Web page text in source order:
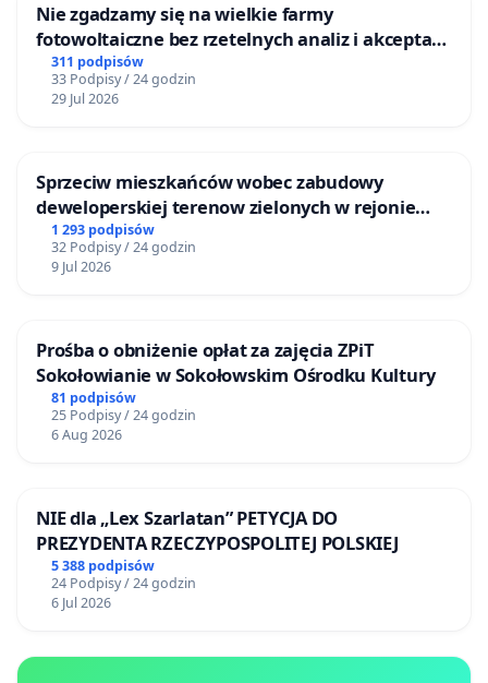
Nie zgadzamy się na wielkie farmy
fotowoltaiczne bez rzetelnych analiz i akceptacji
mieszkańców
311 podpisów
33 Podpisy / 24 godzin
29 Jul 2026
Sprzeciw mieszkańców wobec zabudowy
deweloperskiej terenow zielonych w rejonie
Bulwarów Straceńskich w Bielsku-Białej
1 293 podpisów
32 Podpisy / 24 godzin
9 Jul 2026
Prośba o obniżenie opłat za zajęcia ZPiT
Sokołowianie w Sokołowskim Ośrodku Kultury
81 podpisów
25 Podpisy / 24 godzin
6 Aug 2026
NIE dla „Lex Szarlatan” PETYCJA DO
PREZYDENTA RZECZYPOSPOLITEJ POLSKIEJ
5 388 podpisów
24 Podpisy / 24 godzin
6 Jul 2026